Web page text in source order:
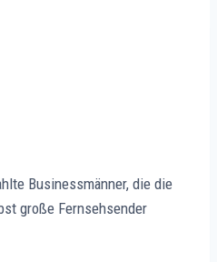
Businessmänner, die die
große Fernsehsender